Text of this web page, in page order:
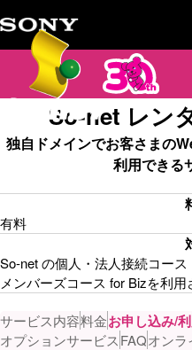
So-net レン
独自ドメインでお客さまの
利用できる
有料
So-net の個人・法人接続コー
メンバーズコース for Bizを利
サービス内容料金お申し込み/
オプションサービスFAQオン